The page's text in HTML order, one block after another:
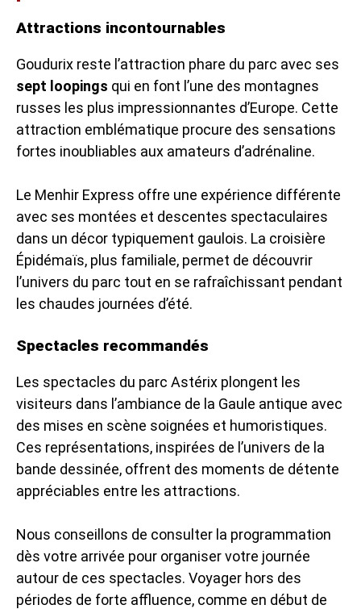
Attractions incontournables
Goudurix reste l’attraction phare du parc avec ses
sept loopings qui en font l’une des montagnes
russes les plus impressionnantes d’Europe. Cette
attraction emblématique procure des sensations
fortes inoubliables aux amateurs d’adrénaline.
Le Menhir Express offre une expérience différente
avec ses montées et descentes spectaculaires
dans un décor typiquement gaulois. La croisière
Épidémaïs, plus familiale, permet de découvrir
l’univers du parc tout en se rafraîchissant pendant
les chaudes journées d’été.
Spectacles recommandés
Les spectacles du parc Astérix plongent les
visiteurs dans l’ambiance de la Gaule antique avec
des mises en scène soignées et humoristiques.
Ces représentations, inspirées de l’univers de la
bande dessinée, offrent des moments de détente
appréciables entre les attractions.
Nous conseillons de consulter la programmation
dès votre arrivée pour organiser votre journée
autour de ces spectacles. Voyager hors des
périodes de forte affluence, comme en début de